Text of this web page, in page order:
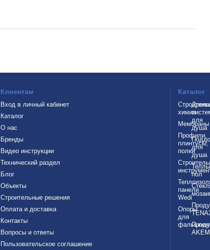
Клиентам
Вход в личный кабинет
Каталог
О нас
Бренды
Видео инструкции
Технический раздел
Блог
Объекты
Строительные решения
Оплата и доставка
Контакты
Вопросы и ответы
Пользовательское соглашение
Каталог
химия
Мембраны
Профили,
плинтусы,
полки
панели
Wedi
Опоры
для
для
душа
для
душа
пол